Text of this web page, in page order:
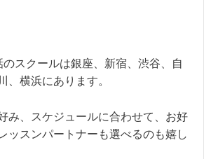
のスクールは銀座、新宿、渋谷、自
、横浜にあります。
み、スケジュールに合わせて、お好
ッスンパートナーも選べるのも嬉し